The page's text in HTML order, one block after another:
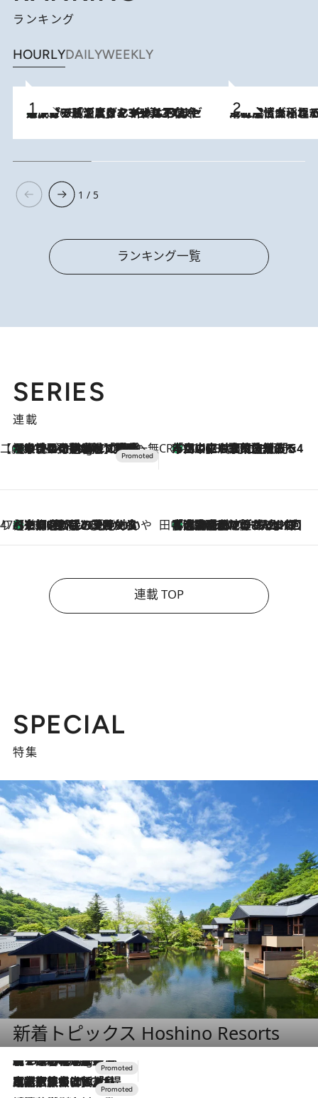
ランキング
HOURLYDAILYWEEKLY
2026.8.7
メントールやエタノールは不使用。ピジョンより、マイルドな冷感成分で肌温度をマイナス3℃まで下げる「ごきげんクール ひんやりアクアミスト」を3名様にプレゼント 2026.8.5
下町風情あふれる台北屈指の人気エリア・大稲埕でセンスのいい台湾土産《ヴ
1 / 5
ランキング一覧
SERIES
連載
【CREA×星野リゾート】唯一無二。癒しと発見が待つ場所へ
11 Hours Ago
【トンボの足水浴】ヒノキの香りに包まれて涼感マックス！約13℃の湧水かけ流しを避暑地「星野温泉 トンボの湯」で体験 CREA'S CHOICE
2026.8.7
「立川にも歌舞伎があるんだよ」 片岡仁左衛門・市川中車ら豪華座組みで4年目の立川立飛歌舞伎へ
47都道府県の手みやげ ひんやりスイーツで夏を満喫
2026.8.7
【京都府】この夏絶対食べたい 冷やしておいしいおやつ3選 ひと口目から心を掴む新緑のテリーヌ 田中稲の勝手に再ブーム
2026.8.7
「湘南乃風に憧れて」観客大盛上がりの“タオル回し”に、ラッパー顔負けの高速歌唱まで…さだまさし（74）のアグレッシブすぎる現在地
連載 TOP
SPECIAL
特集
新着トピックス Hoshino Resorts
11 Hours Ago
【トンボの足水浴】ヒノキの香りに包まれて涼感マックス！約13℃の湧水かけ流しを避暑地「星野温泉 トンボの湯」で体験
2026.7.31
【ホテル帰省】という選択肢をOMOが提案。家族とほどよい距離を保つには「昼は実家、夜は気兼ねなくホテルで！」